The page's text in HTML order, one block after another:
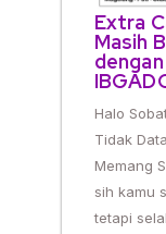
Extra
Masih
Halo
Tidak
Memang
sih kamu
tetapi